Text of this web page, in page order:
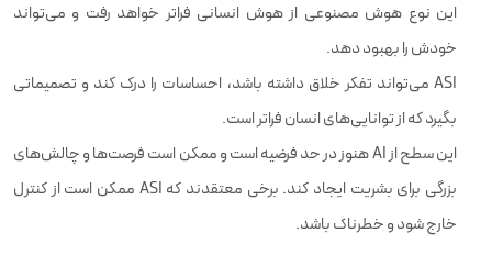
این نوع هوش مصنوعی از هوش انسانی فراتر خواهد رفت و می‌تواند
خودش را بهبود دهد.
ASI می‌تواند تفکر خلاق داشته باشد، احساسات را درک کند و تصمیماتی
بگیرد که از توانایی‌های انسان فراتر است.
این سطح از AI هنوز در حد فرضیه است و ممکن است فرصت‌ها و چالش‌های
بزرگی برای بشریت ایجاد کند. برخی معتقدند که ASI ممکن است از کنترل
خارج شود و خطرناک باشد.